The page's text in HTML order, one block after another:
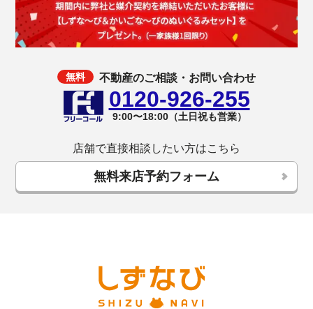
不動産のご相談・お問い合わせ
0120-926-255
9:00〜18:00（土日祝も営業）
店舗で直接相談したい方はこちら
無料来店予約フォーム